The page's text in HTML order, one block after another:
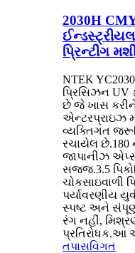
2030H
પ્રિન્ટીંગ
NTEK
પ્રિસિઝન UV
છે જે ખાસ
એન્ટરપ્રાઇઝ
વ્યક્તિગત
રચાયેલ છે.180
જાપાનીઝ
સજ્જ.3.5
ચોકસાઇવાળી
પર્યાવરણીય
સ્પષ્ટ અને સંપૂર્ણ
રંગ નહીં,
પ્રતિરોધક.આ
તપાસવિગત